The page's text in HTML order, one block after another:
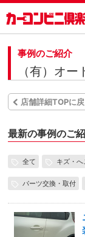
事例のご紹介
（有）オー
店舗詳細TOPに
最新の事例のご
全て キズ・へ
パーツ交換・取付